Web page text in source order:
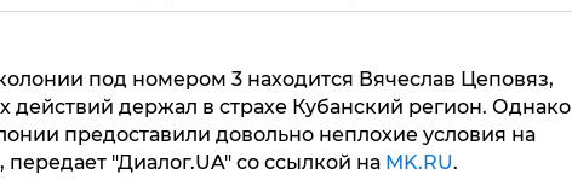
под номером 3 находится Вячеслав Цеповяз,
действий держал в страхе Кубанский регион. Однако
предоставили довольно неплохие условия на
передает "Диалог.UA" со ссылкой на MK.RU.